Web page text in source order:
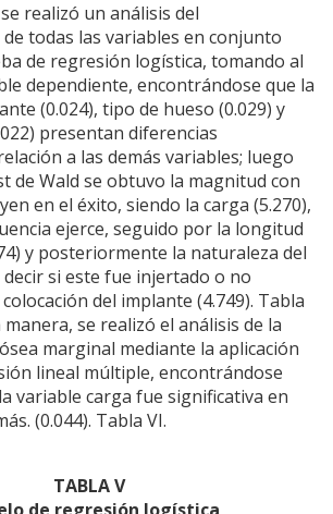
realizó un análisis del
todas las variables en conjunto
de regresión logística, tomando al
dependiente, encontrándose que la
(0.024), tipo de hueso (0.029) y
presentan diferencias
a las demás variables; luego
de Wald se obtuvo la magnitud con
en el éxito, siendo la carga (5.270),
ejerce, seguido por la longitud
y posteriormente la naturaleza del
si este fue injertado o no
del implante (4.749). Tabla
manera, se realizó el análisis de la
marginal mediante la aplicación
lineal múltiple, encontrándose
variable carga fue significativa en
(0.044). Tabla VI.
TABLA V